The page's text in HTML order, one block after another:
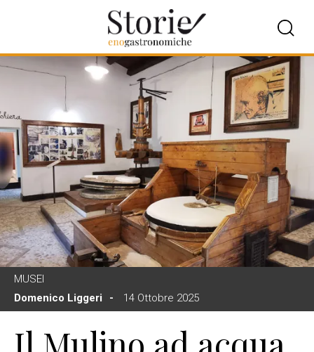
MUSEI
Domenico Liggeri
14 Ottobre 2025